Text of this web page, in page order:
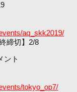
aq_skk2019/
締切】2/8
ント
tokyo_op7/